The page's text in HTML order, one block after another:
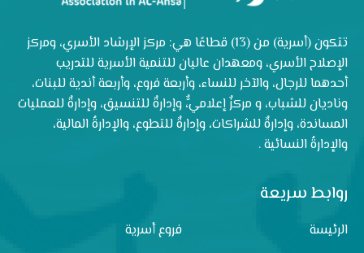
تتكون (أسرية) من (13) قطاعًا هي: مركز الإرشاد الأسري، ومركز
الإصلاح الأسري، ومعهدان عاليان للتنمية الأسرية للتدريب
أحدهما للرجال، والآخر للنساء، وأربعة فروع، وأربعة أندية للبنات،
وناديان للشباب، و مركزٌ إعلاميٌّ، وإدارةٌ للتنسيق، وإدارةٌ للعمليات
المساندة، وإدارةٌ للشراكات، وإدارةٌ للتطوع، والإدارةُ المالية،
والإدارةُ النسائية .
روابط سريعة
الرئيسة
فروع أسرية